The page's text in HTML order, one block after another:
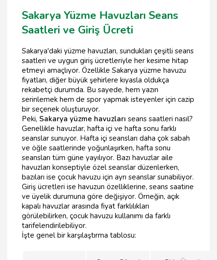
Sakarya Yüzme Havuzları Seans
Saatleri ve Giriş Ücreti
Sakarya'daki yüzme havuzları, sundukları çeşitli seans
saatleri ve uygun giriş ücretleriyle her kesime hitap
etmeyi amaçlıyor. Özellikle Sakarya yüzme havuzu
fiyatları, diğer büyük şehirlere kıyasla oldukça
rekabetçi durumda. Bu sayede, hem yazın
serinlemek hem de spor yapmak isteyenler için cazip
bir seçenek oluşturuyor.
Peki, Sakarya yüzme havuzları seans saatleri nasıl?
Genellikle havuzlar, hafta içi ve hafta sonu farklı
seanslar sunuyor. Hafta içi seansları daha çok sabah
ve öğle saatlerinde yoğunlaşırken, hafta sonu
seansları tüm güne yayılıyor. Bazı havuzlar aile
havuzları konseptiyle özel seanslar düzenlerken,
bazıları ise çocuk havuzu için ayrı seanslar sunabiliyor.
Giriş ücretleri ise havuzun özelliklerine, seans saatine
ve üyelik durumuna göre değişiyor. Örneğin, açık
kapalı havuzlar arasında fiyat farklılıkları
görülebilirken, çocuk havuzu kullanımı da farklı
tarifelendirilebiliyor.
İşte genel bir karşılaştırma tablosu: